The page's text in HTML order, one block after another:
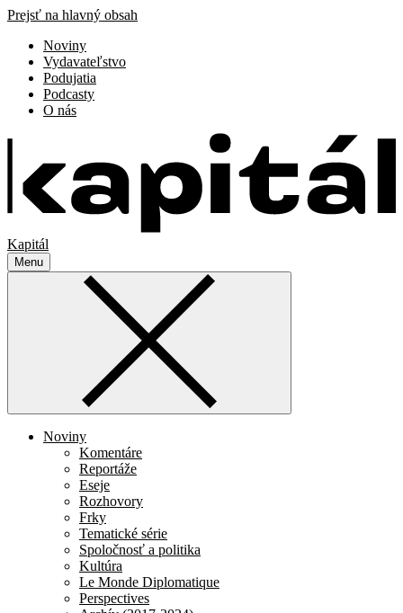
Prejsť na hlavný obsah
Noviny
Vydavateľstvo
Podujatia
Podcasty
O nás
Kapitál
Menu
Noviny
Komentáre
Reportáže
Eseje
Rozhovory
Frky
Tematické série
Spoločnosť a politika
Kultúra
Le Monde Diplomatique
Perspectives